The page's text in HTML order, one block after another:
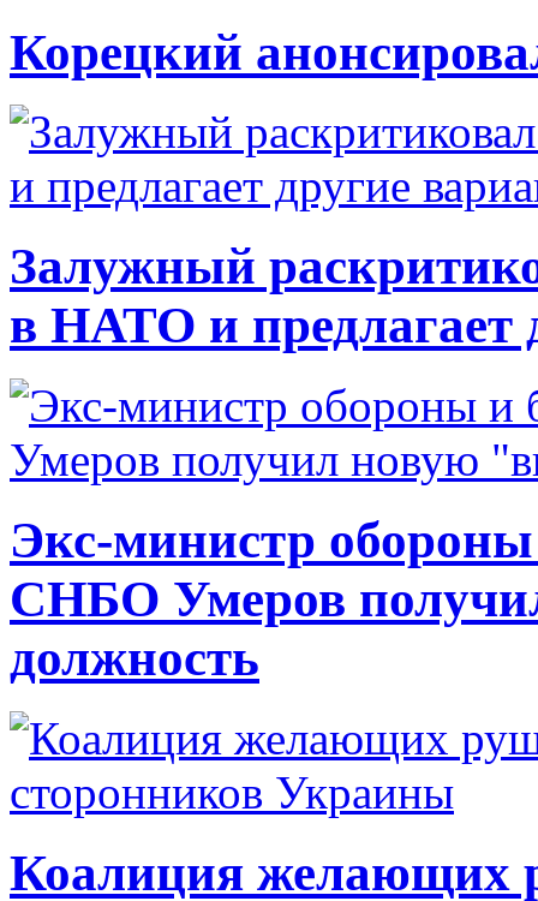
Корецкий
Залужный
в НАТО и предлагает
Экс-министр
СНБО Умеров
должность
Коалиция желающих